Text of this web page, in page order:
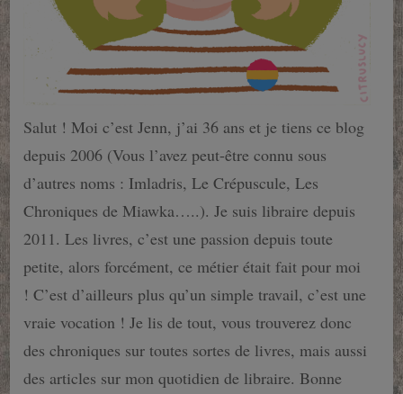
Salut ! Moi c’est Jenn, j’ai 36 ans et je tiens ce blog
depuis 2006 (Vous l’avez peut-être connu sous
d’autres noms : Imladris, Le Crépuscule, Les
Chroniques de Miawka…..). Je suis libraire depuis
2011. Les livres, c’est une passion depuis toute
petite, alors forcément, ce métier était fait pour moi
! C’est d’ailleurs plus qu’un simple travail, c’est une
vraie vocation ! Je lis de tout, vous trouverez donc
des chroniques sur toutes sortes de livres, mais aussi
des articles sur mon quotidien de libraire. Bonne